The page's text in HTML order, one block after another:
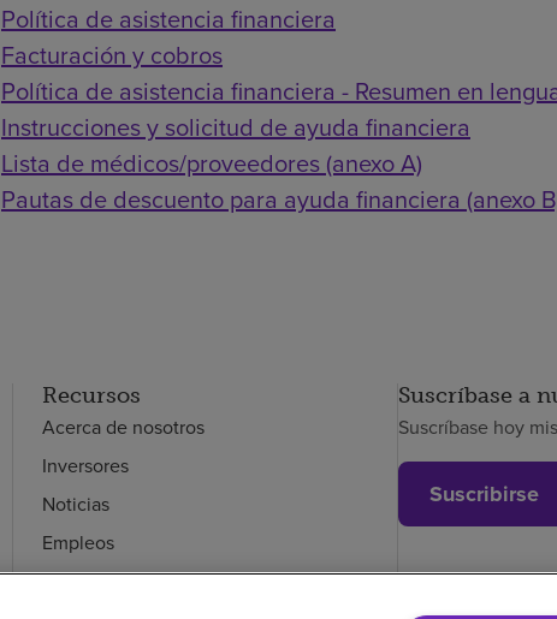
Política de asistencia financiera
Facturación y cobros
Política de asistencia financiera - Resumen en
Instrucciones y solicitud de ayuda financiera
Lista de médicos/proveedores (anexo A)
Pautas de descuento para ayuda financiera (anexo
Recursos
Acerca de nosotros
Inversores
Noticias
Empleos
Empleados
Suscríbase a
Suscríbase hoy
Suscribirse